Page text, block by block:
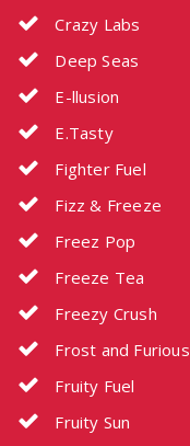
Crazy Labs
Deep Seas
E-llusion
E.Tasty
Fighter Fuel
Fizz & Freeze
Freez Pop
Freeze Tea
Freezy Crush
Frost and Furious
Fruity Fuel
Fruity Sun